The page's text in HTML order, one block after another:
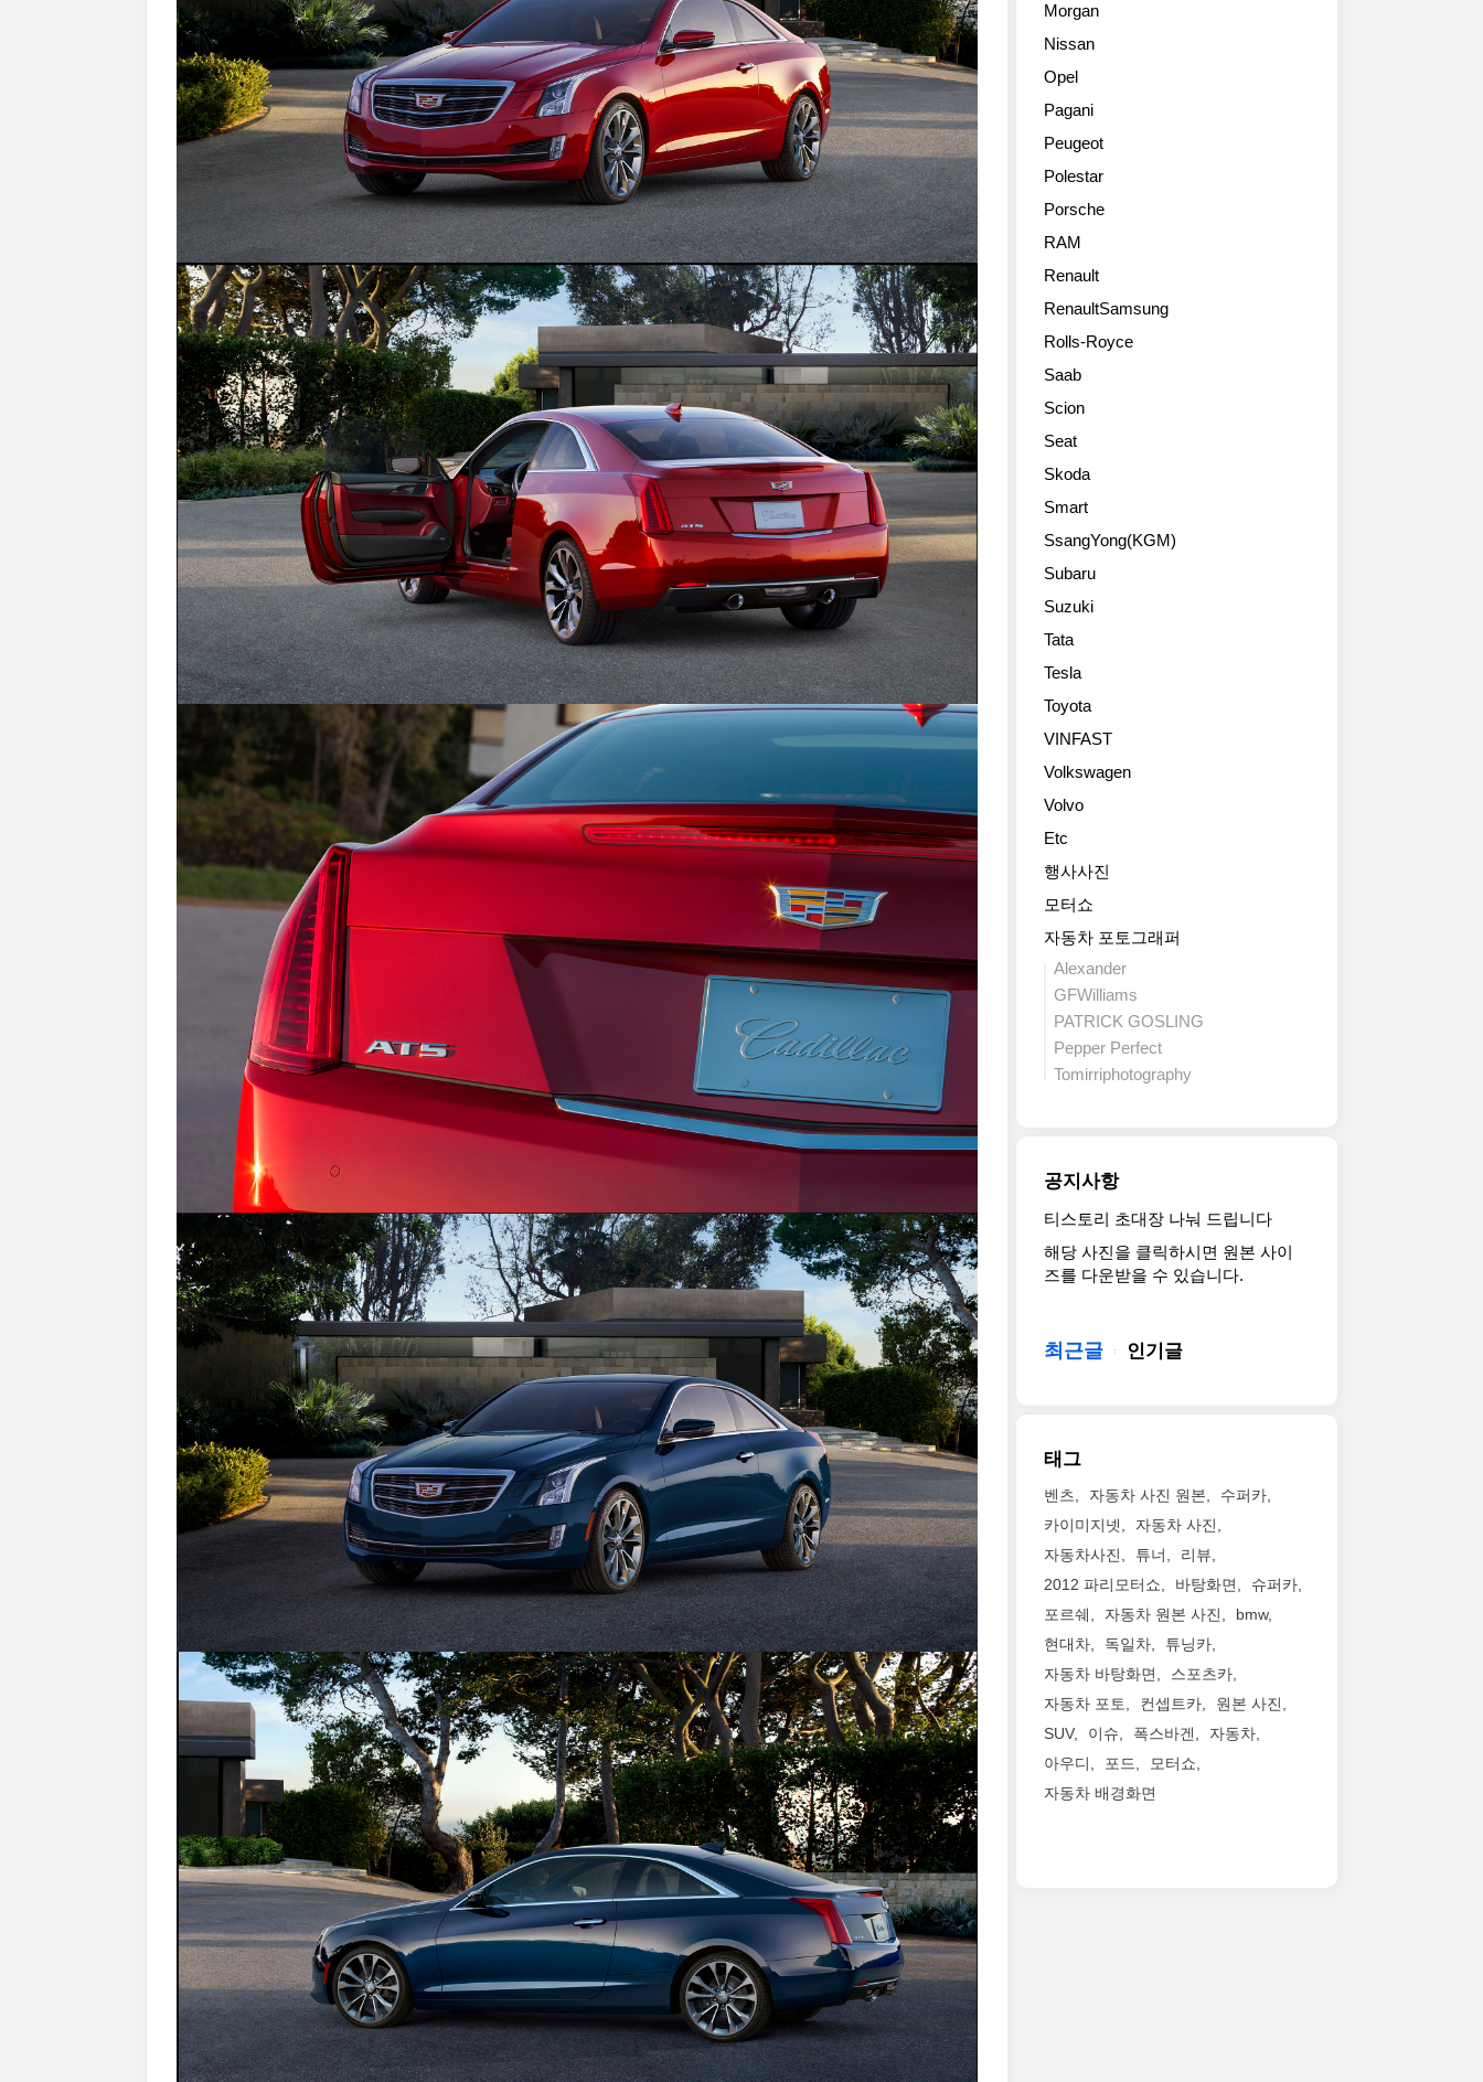
Morgan
Nissan
Opel
Pagani
Peugeot
Polestar
Porsche
RAM
Renault
RenaultSamsung
Rolls-Royce
Saab
Scion
Seat
Skoda
Smart
SsangYong(KGM)
Subaru
Suzuki
Tata
Tesla
Toyota
VINFAST
Volkswagen
Volvo
Etc
행사사진
모터쇼
자동차 포토그래퍼
Alexander
GFWilliams
PATRICK GOSLING
Pepper Perfect
Tomirriphotography
공지사항
티스토리 초대장 나눠 드립니다
해당 사진을 클릭하시면 원본 사이
즈를 다운받을 수 있습니다.
최근글 인기글
태그
벤츠 자동차 사진 원본
수퍼카
카이미지넷
자동차 사진
자동차사진
튜너
리뷰
2012 파리모터쇼
바탕화면
슈퍼카
포르쉐
자동차 원본 사진
bmw
현대차
독일차
튜닝카
자동차 바탕화면
스포츠카
자동차 포토
컨셉트카
원본 사진
SUV
이슈 폭스바겐
자동차
아우디
포드
모터쇼
자동차 배경화면